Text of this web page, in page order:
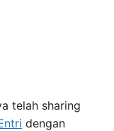
telah sharing
dengan